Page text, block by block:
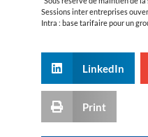
Sessions inter entreprises
Intra : base tarifaire pour un
LinkedIn
Print